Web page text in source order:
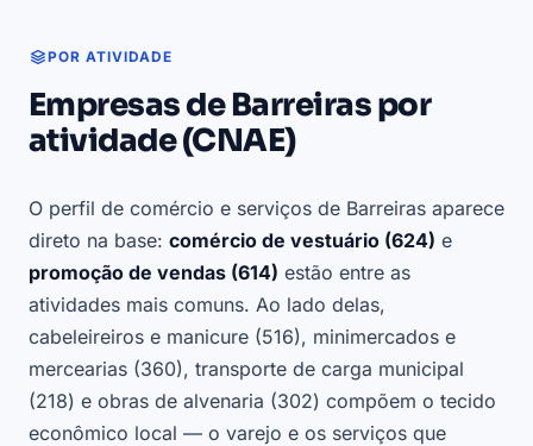
POR ATIVIDADE
Empresas de Barreiras por
atividade (CNAE)
O perfil de comércio e serviços de Barreiras aparece
direto na base: comércio de vestuário (624) e
promoção de vendas (614) estão entre as
atividades mais comuns. Ao lado delas,
cabeleireiros e manicure (516), minimercados e
mercearias (360), transporte de carga municipal
(218) e obras de alvenaria (302) compõem o tecido
econômico local — o varejo e os serviços que